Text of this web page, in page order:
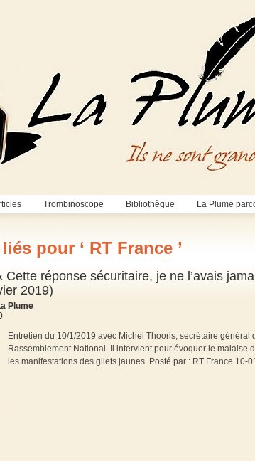
Trombinoscope Bibliothèque La Plume
pour ‘ RT France ’
Cette réponse sécuritaire, je ne l’avais
2019)
Plume
Entretien du 10/1/2019 avec Michel Thooris, secrétaire
Rassemblement National. Il intervient pour évoquer le
les manifestations des gilets jaunes. Posté par : RT France 10-